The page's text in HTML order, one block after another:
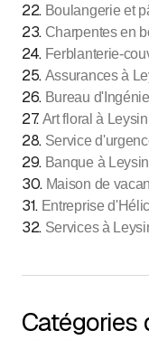
22. Boulangerie et
23. Charpentes en
24. Ferblanterie-
25. Assurances à
26. Bureau
27. Art floral à Leysin
28. Service
29. Banque à Leysin
30. Maison de
31. Entreprise
32. Services à
Catégories